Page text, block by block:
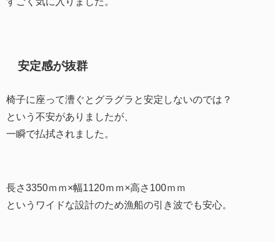
安定感が抜群
椅子に座って漕ぐとグラグラと安定しないのでは？
という不安がありましたが、
一瞬で払拭されました。
長さ3350ｍｍ×幅1120ｍｍ×高さ100ｍｍ
というワイドな設計のため漁船の引き波でも安心。